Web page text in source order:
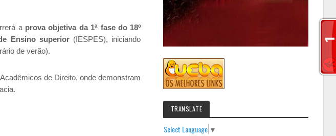
a prova objetiva da 1ª fase do 18º
Ensino superior(IESPES), iniciando
de verão).
de Direito, onde demonstram
TRANSLATE
Select Language ▼